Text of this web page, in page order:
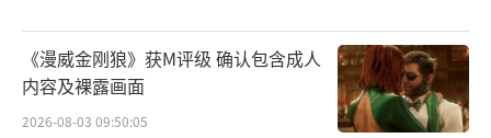
《漫威金刚狼》获M评级 确认包含成人
内容及裸露画面
2026-08-03 09:50:05